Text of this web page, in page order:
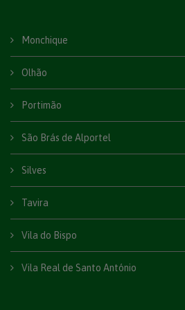
Monchique
Olhão
Portimão
São Brás de Alportel
Silves
Tavira
Vila do Bispo
Vila Real de Santo António